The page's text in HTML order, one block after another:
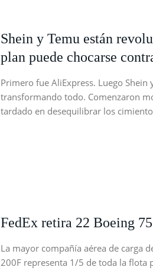
Shein y Temu están
plan puede chocarse
Primero fue AliExpress. Luego
transformando todo. Comenzaron
tardado en desequilibrar los
FedEx retira 22 Boeing
La mayor compañía aérea de carga
200F representa 1/5 de toda la flota